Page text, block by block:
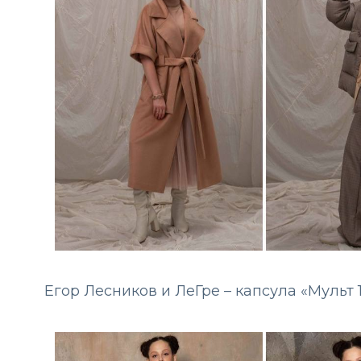
Егор Лесников и ЛеГре – капсула «Мульт